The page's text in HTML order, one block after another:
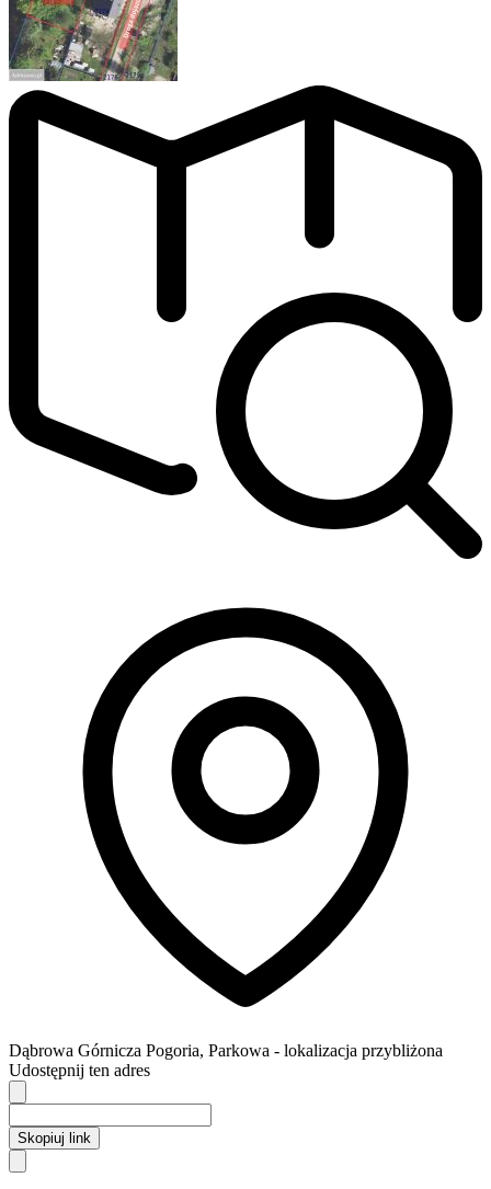
Dąbrowa Górnicza Pogoria, Parkowa - lokalizacja przybliżona
Udostępnij ten adres
Skopiuj link